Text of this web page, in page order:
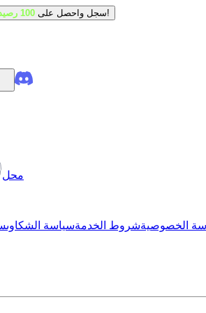
سجل واحصل على 100 رصيد مجاني لاستخدام الأدوات!
محل
الخصوصيةشروط الخدمةسياسة الشكاوى